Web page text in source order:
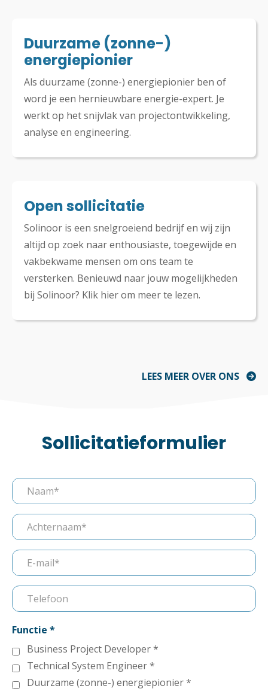
Duurzame (zonne-)
energiepionier
Als duurzame (zonne-) energiepionier ben of
word je een hernieuwbare energie-expert. Je
werkt op het snijvlak van projectontwikkeling,
analyse en engineering.
Open sollicitatie
Solinoor is een snelgroeiend bedrijf en wij zijn
altijd op zoek naar enthousiaste, toegewijde en
vakbekwame mensen om ons team te
versterken. Benieuwd naar jouw mogelijkheden
bij Solinoor? Klik hier om meer te lezen.
LEES MEER OVER ONS
Sollicitatieformulier
Functie
Business Project Developer
Technical System Engineer
Duurzame (zonne-) energiepionier